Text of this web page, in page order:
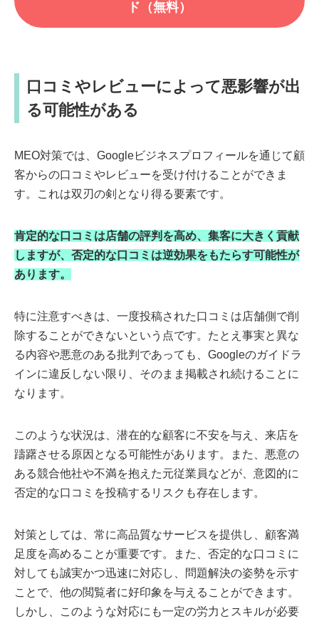
ド（無料）
口コミやレビューによって悪影響が出
る可能性がある
MEO対策では、Googleビジネスプロフィールを通じて顧
客からの口コミやレビューを受け付けることができま
す。これは双刃の剣となり得る要素です。
肯定的な口コミは店舗の評判を高め、集客に大きく貢献
しますが、否定的な口コミは逆効果をもたらす可能性が
あります。
特に注意すべきは、一度投稿された口コミは店舗側で削
除することができないという点です。たとえ事実と異な
る内容や悪意のある批判であっても、Googleのガイドラ
インに違反しない限り、そのまま掲載され続けることに
なります。
このような状況は、潜在的な顧客に不安を与え、来店を
躊躇させる原因となる可能性があります。また、悪意の
ある競合他社や不満を抱えた元従業員などが、意図的に
否定的な口コミを投稿するリスクも存在します。
対策としては、常に高品質なサービスを提供し、顧客満
足度を高めることが重要です。また、否定的な口コミに
対しても誠実かつ迅速に対応し、問題解決の姿勢を示す
ことで、他の閲覧者に好印象を与えることができます。
しかし、このような対応にも一定の労力とスキルが必要